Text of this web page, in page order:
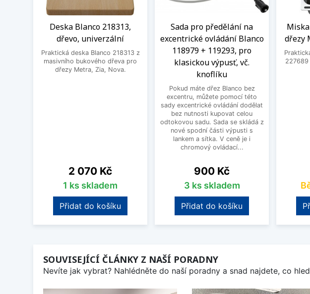
Deska Blanco 218313,
dřevo, univerzální
Praktická deska Blanco 218313 z
masivního bukového dřeva pro
dřezy Metra, Zia, Nova.
Cena
2 070 Kč
1 ks skladem
Přidat do košíku
Sada pro předělání na
excentrické ovládání Blanco
118979 + 119293, pro
klasickou výpusť, vč.
knoflíku
Pokud máte dřez Blanco bez
excentru, můžete pomocí této
sady excentrické ovládání dodělat
bez nutnosti kupovat celou
odtokovou sadu. Sada se skládá z
nové spodní části výpusti s
lankem a sítka. V ceně je i
chromový ovládací...
Cena
900 Kč
3 ks skladem
Přidat do košíku
dřezy
227689
SOUVISEJÍCÍ ČLÁNKY Z NAŠÍ PORADNY
Nevíte jak vybrat? Nahlédněte do naší poradny a snad najdete, co